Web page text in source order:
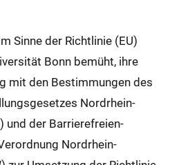
Sinne der Richtlinie (EU)
Bonn bemüht, ihre
mit den Bestimmungen des
Nordrhein-
und der Barrierefreien-
Nordrhein-